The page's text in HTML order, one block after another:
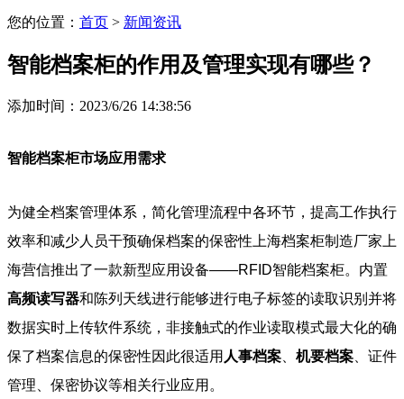
您的位置： 首页 > 新闻资讯
智能档案柜的作用及管理实现有哪些？
添加时间：2023/6/26 14:38:56
智能档案柜市场应用需求
为健全档案管理体系，简化管理流程中各环节，提高工作执行
效率和减少人员干预确保档案的保密性上海档案柜制造厂家上
海营信推出了一款新型应用设备——RFID智能档案柜。内置
高频读写器和陈列天线进行能够进行电子标签的读取识别并将
数据实时上传软件系统，非接触式的作业读取模式最大化的确
保了档案信息的保密性因此很适用 人事档案 机要档案 、证件
管理、保密协议等相关行业应用。